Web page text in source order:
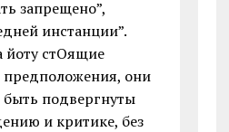
запрещено”,
инстанции”.
йоту стОящие
они
быть подвергнуты
и критике, без